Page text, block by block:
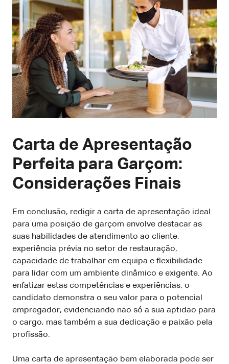
Carta de Apresentação
Perfeita para Garçom:
Considerações Finais
Em conclusão, redigir a carta de apresentação ideal
para uma posição de garçom envolve destacar as
suas habilidades de atendimento ao cliente,
experiência prévia no setor de restauração,
capacidade de trabalhar em equipa e flexibilidade
para lidar com um ambiente dinâmico e exigente. Ao
enfatizar estas competências e experiências, o
candidato demonstra o seu valor para o potencial
empregador, evidenciando não só a sua aptidão para
o cargo, mas também a sua dedicação e paixão pela
profissão.
Uma carta de apresentação bem elaborada pode ser